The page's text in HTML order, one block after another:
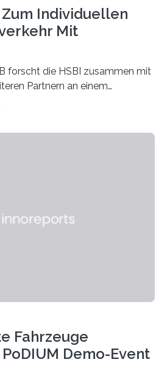
Individuellen
Mit
forscht die HSBI zusammen mit
Partnern an einem
Individualverkehr im
vorhandene Infrastruktur
Fahrzeuge
Demo-Event